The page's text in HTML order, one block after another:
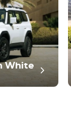
White